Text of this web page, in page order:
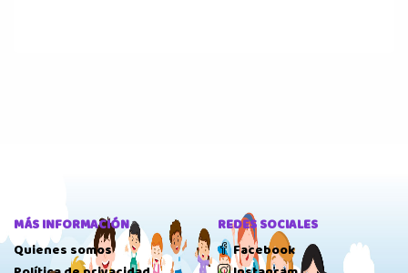
MÁS INFORMACIÓN
Quienes somos
REDES SOCIALES
Facebook